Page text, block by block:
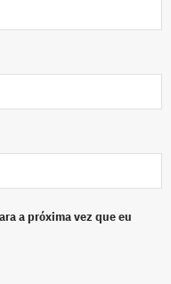
a próxima vez que eu